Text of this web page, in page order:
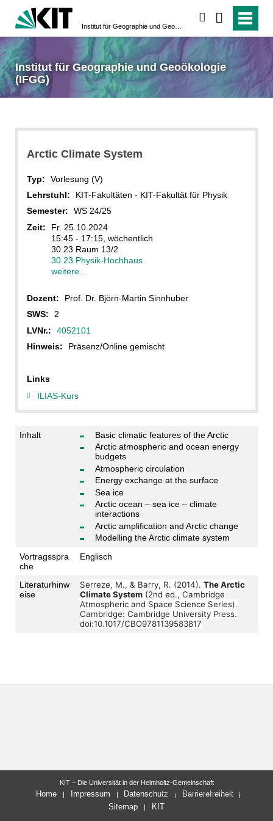
Institut für Geographie und Geoökologie
(IFGG)
Arctic Climate System
Typ:
Vorlesung (V)
Lehrstuhl:
KIT-Fakultäten - KIT-Fakultät für Physik
Semester:
WS 24/25
Zeit:
Fr. 25.10.2024
15:45 - 17:15, wöchentlich
30.23 Raum 13/2
30.23 Physik-Hochhaus
weitere...
Dozent:
Prof. Dr. Björn-Martin Sinnhuber
SWS:
2
LVNr.:
4052101
Hinweis:
Präsenz/Online gemischt
Links
ILIAS-Kurs
Inhalt
Basic climatic features of the Arctic
Arctic atmospheric and ocean energy
budgets
Atmospheric circulation
Energy exchange at the surface
Sea ice
Arctic ocean – sea ice – climate
interactions
Arctic amplification and Arctic change
Modelling the Arctic climate system
Vortragsspra
che
Englisch
Literaturhinw
eise
Serreze, M., & Barry, R. (2014). The Arctic
Climate System(2nd ed., Cambridge
Atmospheric and Space Science Series).
Cambridge: Cambridge University Press.
doi:10.1017/CBO9781139583817
letzte Änderung: 26.09.2024
KIT – Die Universität in der Helmholtz-Gemeinschaft
Home Impressum Datenschutz
Barrierefreiheit
Sitemap
KIT